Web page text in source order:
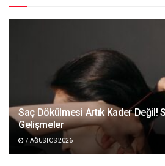
Saç Dökülmesi Artık Kader Değil!
Gelişmeler
7 AĞUSTOS 2026